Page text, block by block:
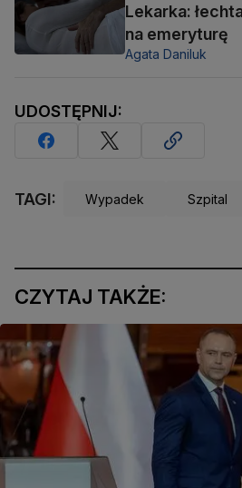
Lekarka:
na emeryturę
Agata Daniluk
UDOSTĘPNIJ:
TAGI: Wypadek Szpital
CZYTAJ TAKŻE: